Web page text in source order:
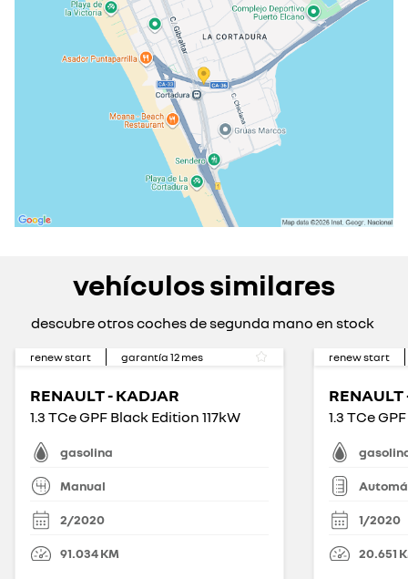
sábado
10:00 - 14:00cerrado actualmente
cerrado actualmente
vehículos similares
descubre otros coches de segunda mano en stock
renew start garantía 12 mes
RENAULT - KADJAR
1.3 TCe GPF Black Edition 117kW
gasolina
Manual
2/2020
91.034KM
renew start
RENAULT
1.3 TCe
1/2020
20.651